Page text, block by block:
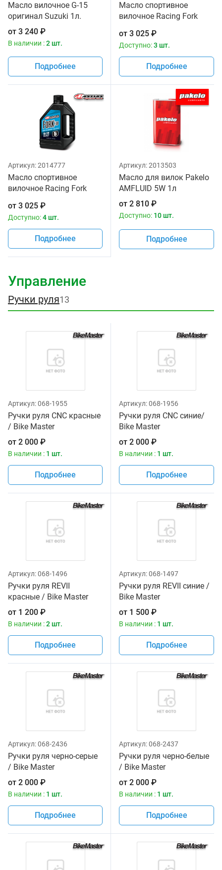
Масло вилочное G-15
оригинал Suzuki 1л.
от 3 240 ₽
В наличии :2 шт.
Подробнее
Масло спортивное
вилочное Racing Fork
Maxima 1 литр
от 3 025 ₽
Доступно:3 шт.
Подробнее
Артикул:2014777
Масло спортивное
вилочное Racing Fork
1 литр
от 3 025 ₽
Доступно:4 шт.
Подробнее
Артикул:2013503
Масло для вилок Pakelo
AMFLUID 5W 1л
от 2 810 ₽
Доступно: 10 шт.
Подробнее
Управление
Ручки руля13
Артикул:068-1955
Ручки руля CNC красные
/ Bike Master
от 2 000 ₽
В наличии : 1 шт.
Подробнее
Артикул:068-1956
Ручки руля CNC синие/
Bike Master
от 2 000 ₽
В наличии : 1 шт.
Подробнее
Артикул:068-1496
Ручки руля REVII
красные / Bike Master
от 1 200 ₽
В наличии :2 шт.
Подробнее
Артикул:068-1497
Ручки руля REVII синие /
Bike Master
от 1 500 ₽
В наличии : 1 шт.
Подробнее
Артикул:068-2436
Ручки руля черно-серые
/ Bike Master
от 2 000 ₽
В наличии : 1 шт.
Подробнее
Артикул:068-2437
Ручки руля черно-белые
/ Bike Master
от 2 000 ₽
В наличии : 1 шт.
Подробнее